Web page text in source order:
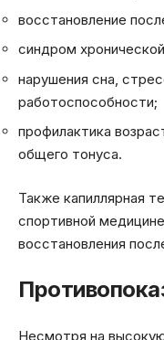
восстановление
синдром
нарушения сна,
работоспособности;
профилактика
общего тонуса.
Также капиллярная
спортивной
восстановления
Несмотря на